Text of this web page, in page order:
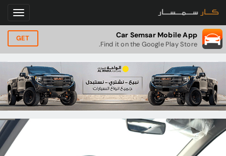
Car Semsar Mobile App
Find it on the Google Play Store.
GET